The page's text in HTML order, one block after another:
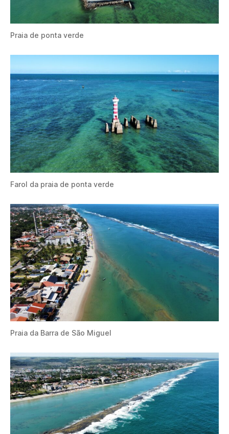
Praia de ponta verde
Farol da praia de ponta verde
Praia da Barra de São Miguel